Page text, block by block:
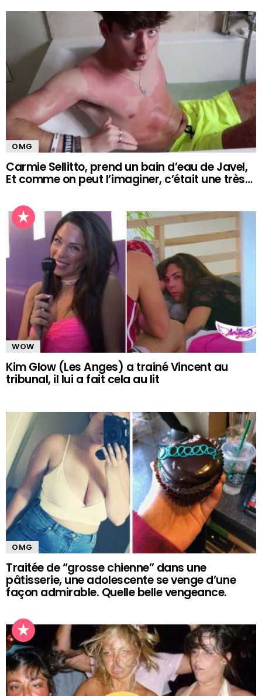
OMG
Carmie Sellitto, prend un bain d’eau de Javel,
Et comme on peut l’imaginer, c’était une très…
WOW
Kim Glow (Les Anges) a trainé Vincent au
tribunal, il lui a fait cela au lit
OMG
Traitée de “grosse chienne” dans une
pâtisserie, une adolescente se venge d’une
façon admirable. Quelle belle vengeance.